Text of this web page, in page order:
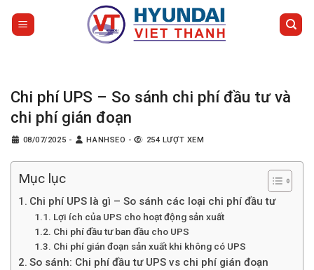
Chi phí UPS – So sánh chi phí đầu tư và
chi phí gián đoạn
08/07/2025 - HANHSEO - 254 LƯỢT XEM
Mục lục
Chi phí UPS là gì – So sánh các loại chi phí đầu tư
Lợi ích của UPS cho hoạt động sản xuất
Chi phí đầu tư ban đầu cho UPS
Chi phí gián đoạn sản xuất khi không có UPS
So sánh: Chi phí đầu tư UPS vs chi phí gián đoạn